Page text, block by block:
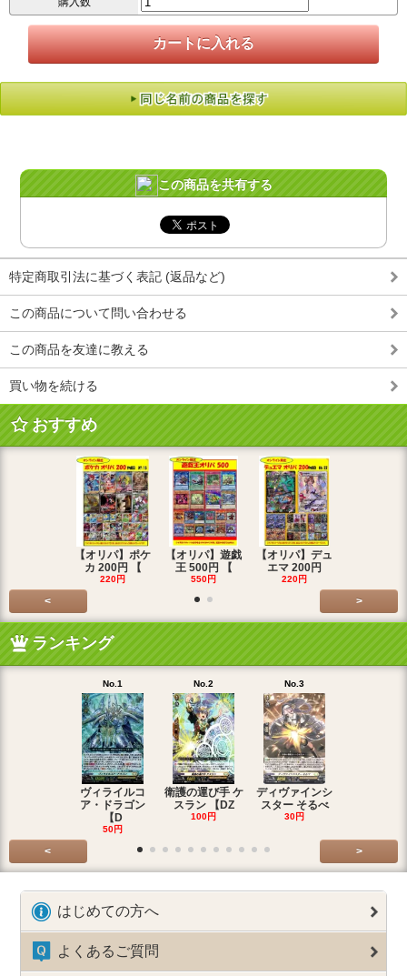
この商品を共有する
特定商取引法に基づく表記 (返品など)
この商品について問い合わせる
この商品を友達に教える
買い物を続ける
おすすめ
【オリパ】ポケ
カ 200円 【
220円
【オリパ】遊戯
王 500円 【
550円
【オリパ】デュ
エマ 200円
220円
< >
ランキング
No.1
ヴィライルコ
ア・ドラゴン
【D
50円
No.2
衛護の運び手 ケ
スラン 【DZ
100円
No.3
ディヴァインシ
スター そるべ
30円
< >
はじめての方へ
よくあるご質問